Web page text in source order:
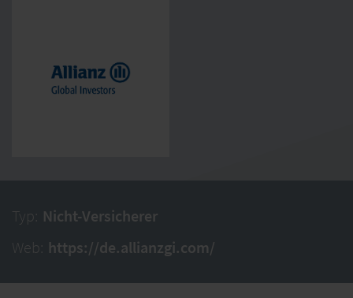
Typ: Nicht-Versicherer
Web: https://de.allianzgi.com/